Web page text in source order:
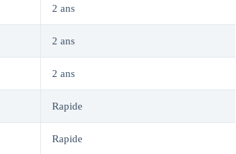
2 ans
2 ans
2 ans
Rapide
Rapide